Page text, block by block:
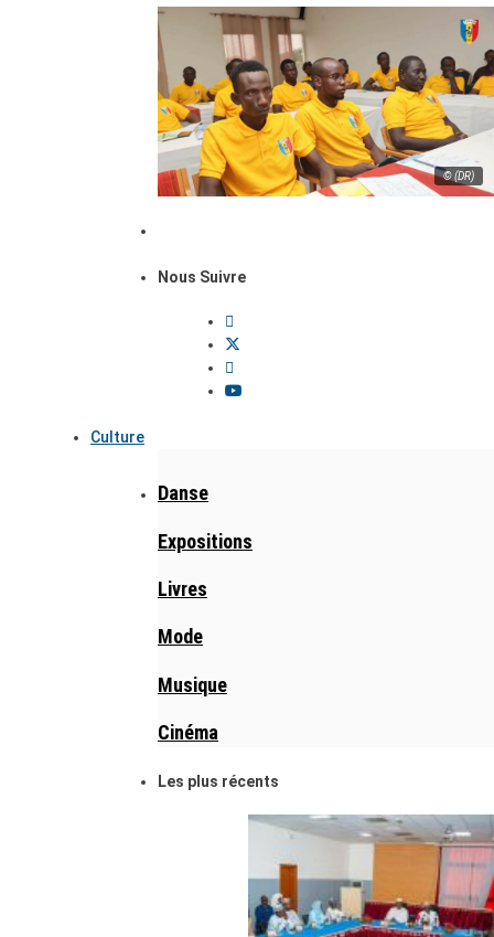
© (DR)
Nous Suivre
Culture
Danse
Expositions
Livres
Mode
Musique
Cinéma
Les plus récents